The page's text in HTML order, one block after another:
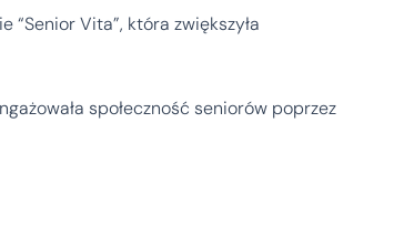
Vita”, która zwiększyła
społeczność seniorów poprzez